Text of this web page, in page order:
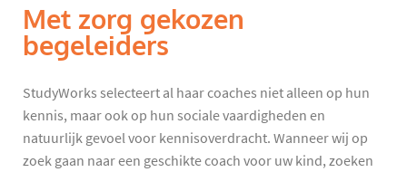
Met zorg gekozen
begeleiders
StudyWorks selecteert al haar coaches niet alleen op hun
kennis, maar ook op hun sociale vaardigheden en
natuurlijk gevoel voor kennisoverdracht. Wanneer wij op
zoek gaan naar een geschikte coach voor uw kind, zoeken